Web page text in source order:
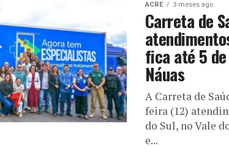
ACRE 3 meses ago
Carreta de
fica até 5
Náuas
A Carreta de
feira (12)
do Sul, no Vale
e...